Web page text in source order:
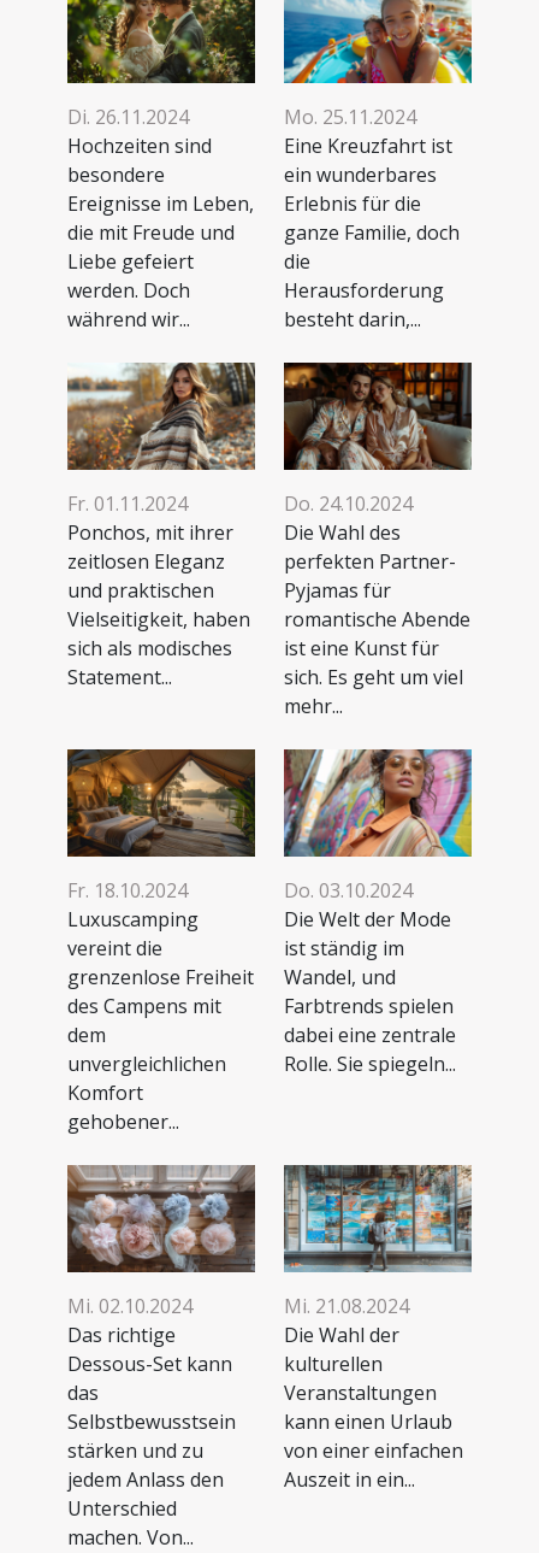
Di. 26.11.2024
Hochzeiten sind
besondere
Ereignisse im Leben,
die mit Freude und
Liebe gefeiert
werden. Doch
während wir...
Mo. 25.11.2024
Eine Kreuzfahrt ist
ein wunderbares
Erlebnis für die
ganze Familie, doch
die
Herausforderung
besteht darin,...
Fr. 01.11.2024
Ponchos, mit ihrer
zeitlosen Eleganz
und praktischen
Vielseitigkeit, haben
sich als modisches
Statement...
Do. 24.10.2024
Die Wahl des
perfekten Partner-
Pyjamas für
romantische Abende
ist eine Kunst für
sich. Es geht um viel
mehr...
Fr. 18.10.2024
Luxuscamping
vereint die
grenzenlose Freiheit
des Campens mit
dem
unvergleichlichen
Komfort
gehobener...
Do. 03.10.2024
Die Welt der Mode
ist ständig im
Wandel, und
Farbtrends spielen
dabei eine zentrale
Rolle. Sie spiegeln...
Mi. 02.10.2024
Das richtige
Dessous-Set kann
das
Selbstbewusstsein
stärken und zu
jedem Anlass den
Unterschied
machen. Von...
Mi. 21.08.2024
Die Wahl der
kulturellen
Veranstaltungen
kann einen Urlaub
von einer einfachen
Auszeit in ein...